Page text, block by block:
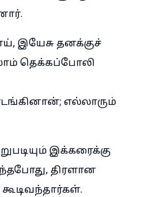
இயேசு தனக்குச்
தெக்கப்போலி
எல்லாரும்
இக்கரைக்கு
திரளான